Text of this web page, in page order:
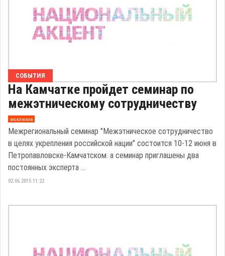
СОБЫТИЯ
На Камчатке пройдет семинар по
межэтническому сотрудничеству
эксклюзив
Межрегиональный семинар "Межэтническое сотрудничество
в целях укрепления российской нации" состоится 10-12 июня в
Петропавловске-Камчатском. а семинар приглашены два
постоянных эксперта ...
02.06.2015 11:22